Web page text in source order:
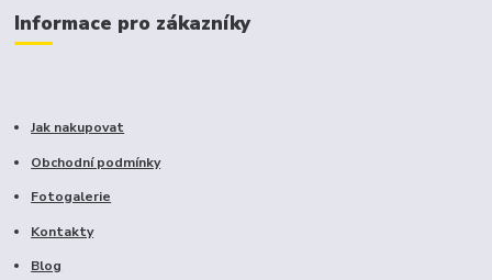
Informace pro zákazníky
Jak nakupovat
Obchodní podmínky
Fotogalerie
Kontakty
Blog